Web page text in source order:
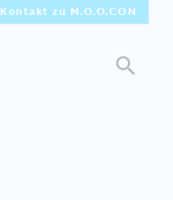
Kontakt zu M.O.O.CON